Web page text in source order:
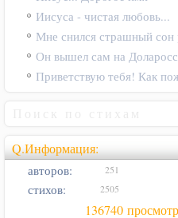
Иисуса - чистая любовь...
Мне снился страшный сон
Он вышел сам на
Приветствую тебя! Как
Q.Информация:
авторов: 251
стихов: 2505
136740